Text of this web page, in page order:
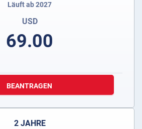
Läuft ab 2027
USD
69.00
BEANTRAGEN
2 JAHRE